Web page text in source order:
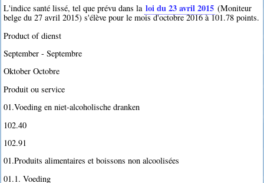
L'indice santé lissé, tel que prévu dans la loi du 23 avril 2015 (Moniteur
belge du 27 avril 2015) s'élève pour le mois d'octobre 2016 à 101.78 points.
Product of dienst
September - Septembre
Oktober Octobre
Produit ou service
01.Voeding en niet-alcoholische dranken
102.40
102.91
01.Produits alimentaires et boissons non alcoolisées
01.1. Voeding